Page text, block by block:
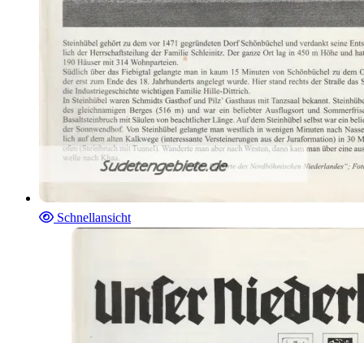
Schnellansicht